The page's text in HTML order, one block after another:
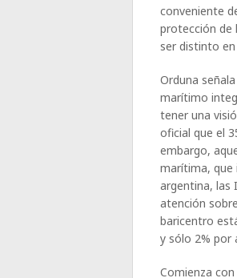
conveniente
protección de
ser distinto
Orduna
marítimo
tener una
oficial que el
embargo,
marítima, que
argentina, las
atención
baricentro
y sólo 2% por
Comienza